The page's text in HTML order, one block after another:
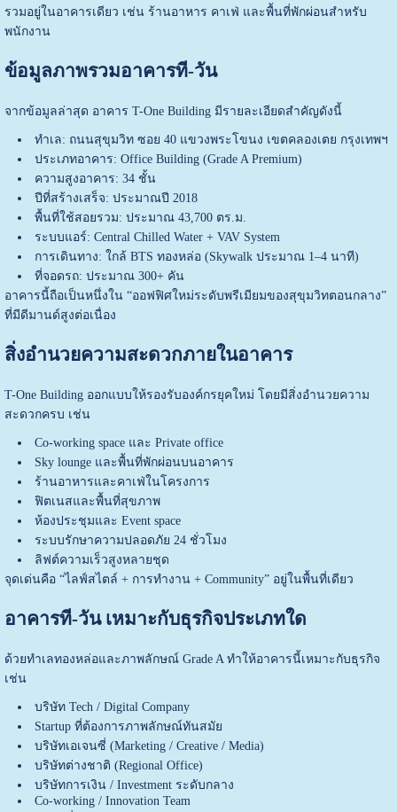
รวมอยู่ในอาคารเดียว เช่น ร้านอาหาร คาเฟ่ และพื้นที่พักผ่อนสำหรับ
พนักงาน
ข้อมูลภาพรวมอาคารที-วัน
จากข้อมูลล่าสุด อาคาร T-One Building มีรายละเอียดสำคัญดังนี้
ทำเล: ถนนสุขุมวิท ซอย 40 แขวงพระโขนง เขตคลองเตย กรุงเทพฯ
ประเภทอาคาร: Office Building (Grade A Premium)
ความสูงอาคาร: 34 ชั้น
ปีที่สร้างเสร็จ: ประมาณปี 2018
พื้นที่ใช้สอยรวม: ประมาณ 43,700 ตร.ม.
ระบบแอร์: Central Chilled Water + VAV System
การเดินทาง: ใกล้ BTS ทองหล่อ (Skywalk ประมาณ 1–4 นาที)
ที่จอดรถ: ประมาณ 300+ คัน
อาคารนี้ถือเป็นหนึ่งใน “ออฟฟิศใหม่ระดับพรีเมียมของสุขุมวิทตอนกลาง”
ที่มีดีมานด์สูงต่อเนื่อง
สิ่งอำนวยความสะดวกภายในอาคาร
T-One Building ออกแบบให้รองรับองค์กรยุคใหม่ โดยมีสิ่งอำนวยความ
สะดวกครบ เช่น
Co-working space และ Private office
Sky lounge และพื้นที่พักผ่อนบนอาคาร
ร้านอาหารและคาเฟ่ในโครงการ
ฟิตเนสและพื้นที่สุขภาพ
ห้องประชุมและ Event space
ระบบรักษาความปลอดภัย 24 ชั่วโมง
ลิฟต์ความเร็วสูงหลายชุด
จุดเด่นคือ “ไลฟ์สไตล์ + การทำงาน + Community” อยู่ในพื้นที่เดียว
อาคารที-วัน เหมาะกับธุรกิจประเภทใด
ด้วยทำเลทองหล่อและภาพลักษณ์ Grade A ทำให้อาคารนี้เหมาะกับธุรกิจ
เช่น
บริษัท Tech / Digital Company
Startup ที่ต้องการภาพลักษณ์ทันสมัย
บริษัทเอเจนซี่ (Marketing / Creative / Media)
บริษัทต่างชาติ (Regional Office)
บริษัทการเงิน / Investment ระดับกลาง
Co-working / Innovation Team